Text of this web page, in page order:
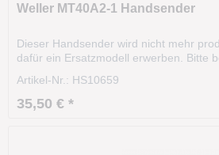
Weller MT40A2-1 Handsender
Dieser Handsender wird nicht mehr
dafür ein Ersatzmodell erwerben. Bitte
Funkfernsteuerung komplett
Eigenschaften besitzen kann. Grundlage
Artikel-Nr.: HS10659
35,50 € *